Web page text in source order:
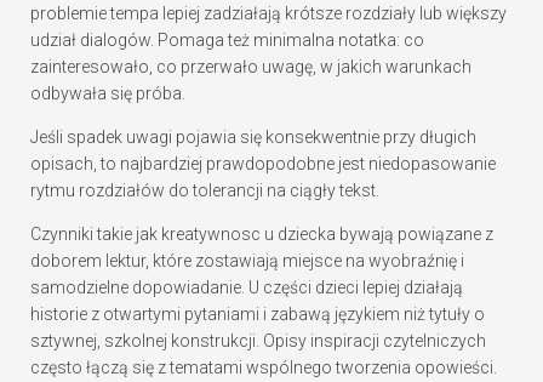
problemie tempa lepiej zadziałają krótsze rozdziały lub większy
udział dialogów. Pomaga też minimalna notatka: co
zainteresowało, co przerwało uwagę, w jakich warunkach
odbywała się próba.
Jeśli spadek uwagi pojawia się konsekwentnie przy długich
opisach, to najbardziej prawdopodobne jest niedopasowanie
rytmu rozdziałów do tolerancji na ciągły tekst.
Czynniki takie jak kreatywnosc u dziecka bywają powiązane z
doborem lektur, które zostawiają miejsce na wyobraźnię i
samodzielne dopowiadanie. U części dzieci lepiej działają
historie z otwartymi pytaniami i zabawą językiem niż tytuły o
sztywnej, szkolnej konstrukcji. Opisy inspiracji czytelniczych
często łączą się z tematami wspólnego tworzenia opowieści.